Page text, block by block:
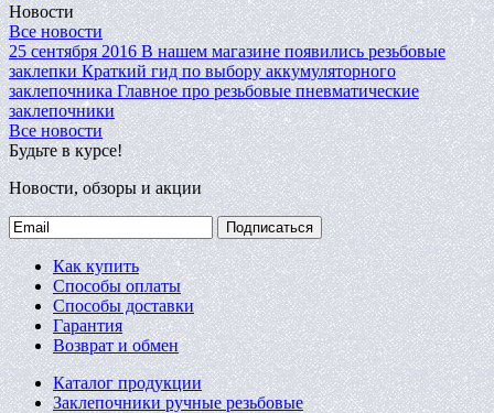
Новости
Все новости
25 сентября 2016 В нашем магазине появились резьбовые
заклепки Краткий гид по выбору аккумуляторного
заклепочника Главное про резьбовые пневматические
заклепочники
Все новости
Будьте в курсе!
Новости, обзоры и акции
Подписаться
Как купить
Способы оплаты
Способы доставки
Гарантия
Возврат и обмен
Каталог продукции
Заклепочники ручные резьбовые